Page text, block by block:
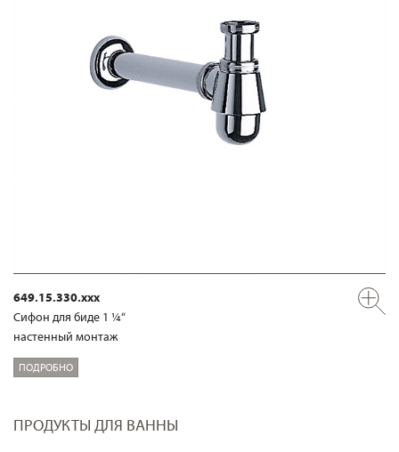
649.15.330.xxx
Сифон для биде 1 ¼“
настенный монтаж
ПОДРОБНО
ПРОДУКТЫ ДЛЯ ВАННЫ